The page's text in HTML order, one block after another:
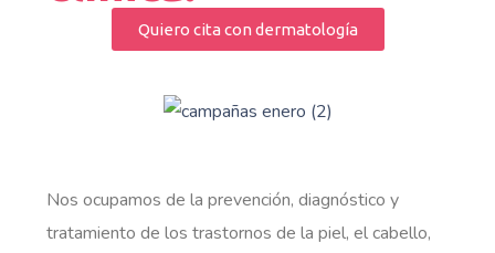
Quiero cita con dermatología
Nos ocupamos de la prevención, diagnóstico y
tratamiento de los trastornos de la piel, el cabello,